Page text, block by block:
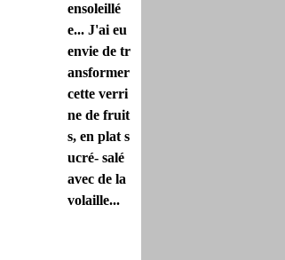
ensoleillé
e... J'ai eu
envie de tr
ansformer
cette verri
ne de fruit
s, en plat s
ucré- salé
avec de la
volaille...